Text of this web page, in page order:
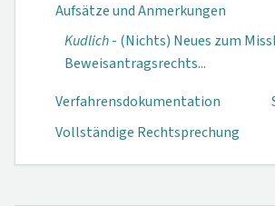
Aufsätze und Anmerkungen
Kudlich- (Nichts) Neues zum
Be­weisantrags­rechts...
Verfahrensdokumen­tation
Vollständige Rechtsprechung